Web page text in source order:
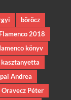
böröcz
Flamenco 2018
könyv
kasztanyetta
Andrea
Oravecz Péter